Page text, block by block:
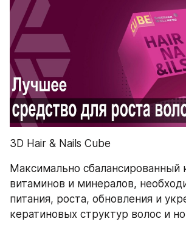
3D Hair & Nails Cube
Максимально сбалансированный
витаминов и минералов,
питания, роста, обновления и
кератиновых структур волос и